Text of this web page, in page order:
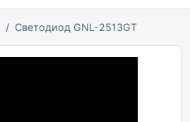
Светодиод GNL-2513GT